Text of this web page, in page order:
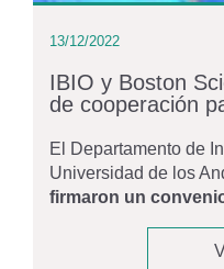
13/12/2022
IBIO y Boston
de cooperación
El Departamento de
Universidad de los
firmaron un